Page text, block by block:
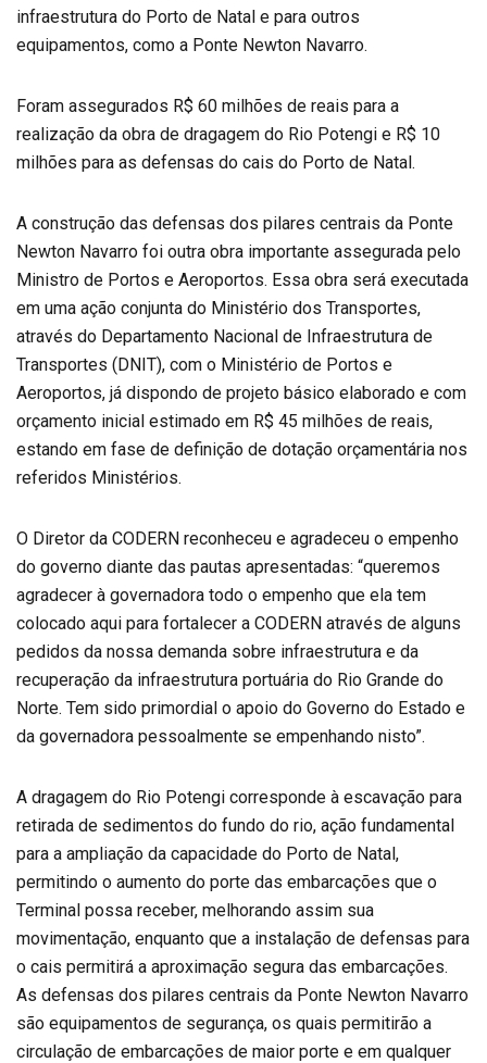
infraestrutura do Porto de Natal e para outros
equipamentos, como a Ponte Newton Navarro.
Foram assegurados R$ 60 milhões de reais para a
realização da obra de dragagem do Rio Potengi e R$ 10
milhões para as defensas do cais do Porto de Natal.
A construção das defensas dos pilares centrais da Ponte
Newton Navarro foi outra obra importante assegurada pelo
Ministro de Portos e Aeroportos. Essa obra será executada
em uma ação conjunta do Ministério dos Transportes,
através do Departamento Nacional de Infraestrutura de
Transportes (DNIT), com o Ministério de Portos e
Aeroportos, já dispondo de projeto básico elaborado e com
orçamento inicial estimado em R$ 45 milhões de reais,
estando em fase de definição de dotação orçamentária nos
referidos Ministérios.
O Diretor da CODERN reconheceu e agradeceu o empenho
do governo diante das pautas apresentadas: “queremos
agradecer à governadora todo o empenho que ela tem
colocado aqui para fortalecer a CODERN através de alguns
pedidos da nossa demanda sobre infraestrutura e da
recuperação da infraestrutura portuária do Rio Grande do
Norte. Tem sido primordial o apoio do Governo do Estado e
da governadora pessoalmente se empenhando nisto”.
A dragagem do Rio Potengi corresponde à escavação para
retirada de sedimentos do fundo do rio, ação fundamental
para a ampliação da capacidade do Porto de Natal,
permitindo o aumento do porte das embarcações que o
Terminal possa receber, melhorando assim sua
movimentação, enquanto que a instalação de defensas para
o cais permitirá a aproximação segura das embarcações.
As defensas dos pilares centrais da Ponte Newton Navarro
são equipamentos de segurança, os quais permitirão a
circulação de embarcações de maior porte e em qualquer